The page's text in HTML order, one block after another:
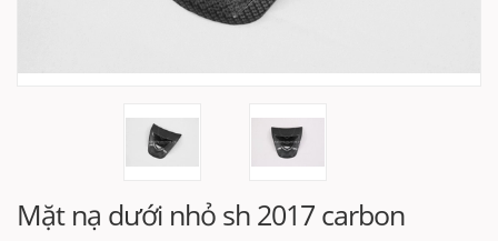
Mặt nạ dưới nhỏ sh 2017 carbon